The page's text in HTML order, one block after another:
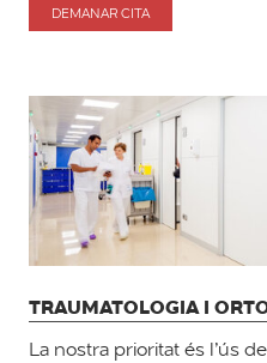
DEMANAR CITAPER
UROLOGIA
TRAUMATOLOGIA I
La nostra prioritat és l’ús